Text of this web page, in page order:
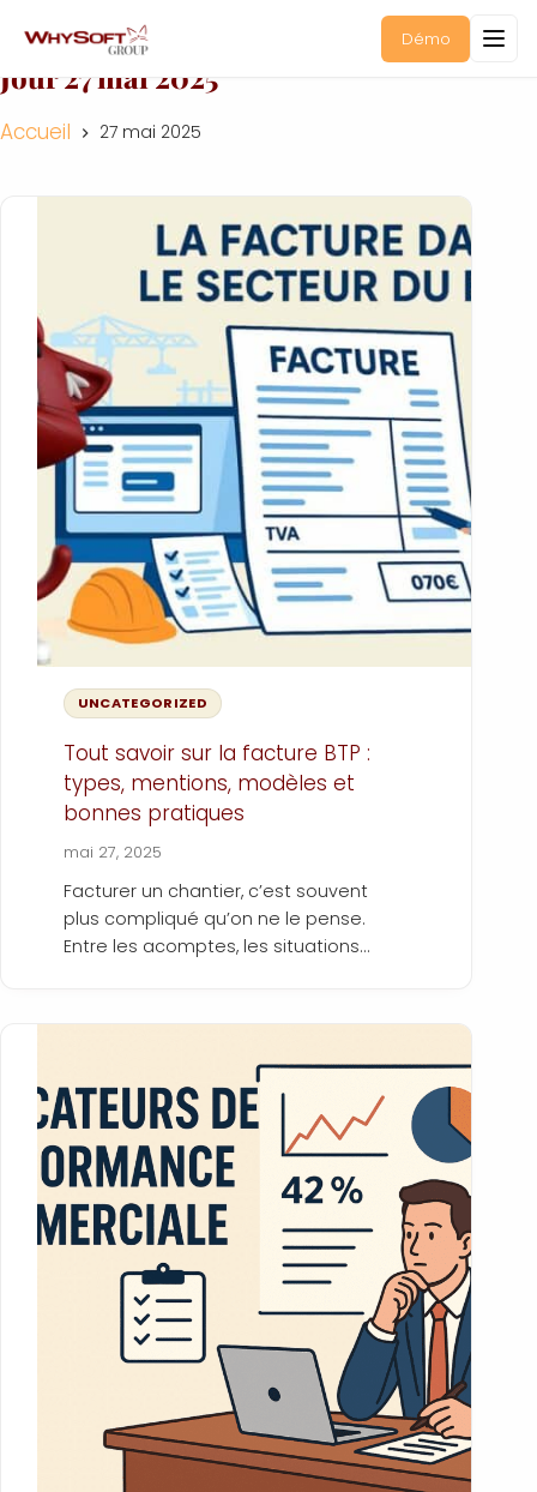
Démo
Jour27 mai 2025
Accueil 27 mai 2025
UNCATEGORIZED
Tout savoir sur la facture BTP :
types, mentions, modèles et
bonnes pratiques
mai 27, 2025
Facturer un chantier, c’est souvent
plus compliqué qu’on ne le pense.
Entre les acomptes, les situations
à ne pas oublier… le risque d’erreur est
faite peut rapidement entraîner un
litige, un retard de paiement, voire une
perte de trésorerie.
Alors, prêt à professionnaliser votre
gestion des factures travaux ?